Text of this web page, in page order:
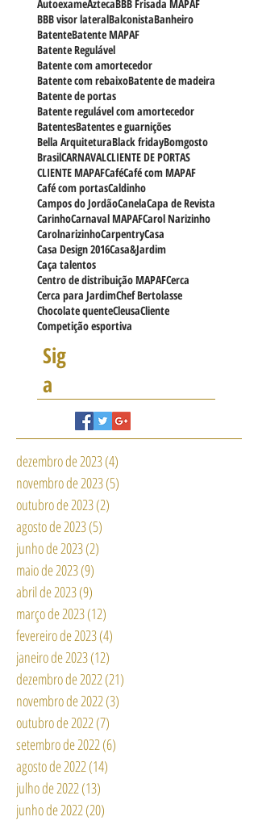
Amor de PaiAplicativos de decoraçãoApp
Arquiteto ArquiteturaAtendimento
AutoexameAztecaBBB Frisada MAPAF
BBB visor lateralBalconista
BatenteBatente MAPAF
Batente Regulável
Batente com amortecedor
Batente com rebaixoBatente de madeira
Batente de portas
Batente regulável com amortecedor
BatentesBatentes e guarnições
Bella ArquiteturaBlack fridayBomgosto
BrasilCARNAVALCLIENTE DE PORTAS
CLIENTE MAPAFCaféCafé com MAPAF
Café com portasCaldinho
Campos do JordãoCanelaCapa de Revista
CarinhoCarnaval MAPAFCarol Narizinho
Carolnarizinho
Casa Design 2016Casa&Jardim
Caça talentos
Centro de distribuição MAPAFCerca
Cerca para JardimChef Bertolasse
Chocolate quente
Competição esportiva
Sig
dezembro de 2023 (4)
novembro de 2023 (5)
outubro de 2023(2)
agosto de 2023(5)
junho de 2023(2)
maio de 2023(9)9 posts
abril de 2023 (9)9 posts
março de 2023 (12)12 posts
fevereiro de 2023(4)4 posts
janeiro de 2023(12)12 posts
dezembro de 2022(21)
novembro de 2022 (3)
outubro de 2022 (7) 7 posts
setembro de 2022 (6)
agosto de 2022 (14)